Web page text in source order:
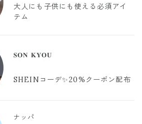
大人にも子供にも使える必須アイ
テム
𝐒𝐎𝐍 𝐊𝐘𝐎𝐔
SHEINコーデ✨20%クーポン配布
ナッパ